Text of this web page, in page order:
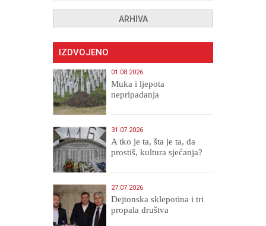
ARHIVA
IZDVOJENO
01.08.2026
Muka i ljepota
nepripadanja
31.07.2026
A tko je ta, šta je ta, da
prostiš, kultura sjećanja?
27.07.2026
Dejtonska sklepotina i tri
propala društva